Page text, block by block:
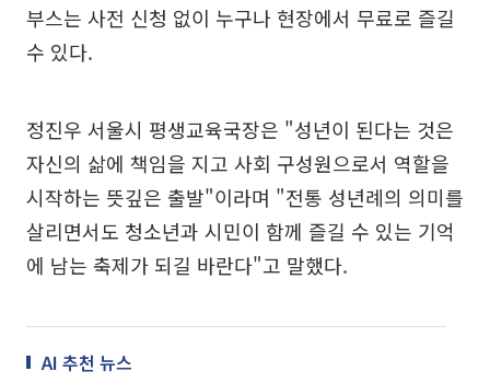
부스는 사전 신청 없이 누구나 현장에서 무료로 즐길
수 있다.
정진우 서울시 평생교육국장은 "성년이 된다는 것은
자신의 삶에 책임을 지고 사회 구성원으로서 역할을
시작하는 뜻깊은 출발"이라며 "전통 성년례의 의미를
살리면서도 청소년과 시민이 함께 즐길 수 있는 기억
에 남는 축제가 되길 바란다"고 말했다.
AI 추천 뉴스